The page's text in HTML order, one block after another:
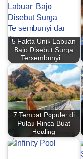
5 Fakta Unik Labuan
Bajo Disebut Surga
Tersembunyi…
7 Tempat Populer di
Pulau Rinca Buat
Healing